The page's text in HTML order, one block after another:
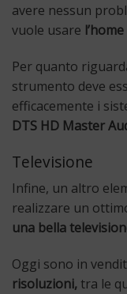
avere nessun
vuole usare
Per quanto
strumento deve
efficacemente i
DTS HD Master
Televisione
Infine, un altro
realizzare un
una bella
Oggi sono in
risoluzioni, tra le